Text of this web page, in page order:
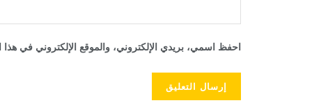
احفظ اسمي، بريدي الإلكتروني، والموقع الإلكتروني في